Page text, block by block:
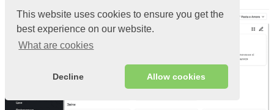
This website uses cookies to ensure you get the
best experience on our website.
What are cookies
Decline Allow cookies